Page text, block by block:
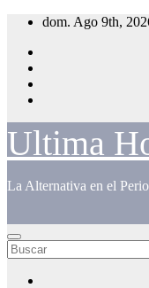
Saltar
contenido
dom. Ago 9th,
Ultima
La Alternativa en el